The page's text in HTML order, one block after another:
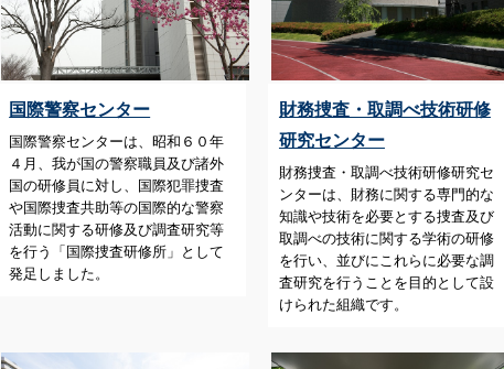
国際警察センター
国際警察センターは、昭和６０年
４月、我が国の警察職員及び諸外
国の研修員に対し、国際犯罪捜査
や国際捜査共助等の国際的な警察
活動に関する研修及び調査研究等
を行う「国際捜査研修所」として
発足しました。
財務捜査・取調べ技術研修
研究センター
財務捜査・取調べ技術研修研究セ
ンターは、財務に関する専門的な
知識や技術を必要とする捜査及び
取調べの技術に関する学術の研修
を行い、並びにこれらに必要な調
査研究を行うことを目的として設
けられた組織です。